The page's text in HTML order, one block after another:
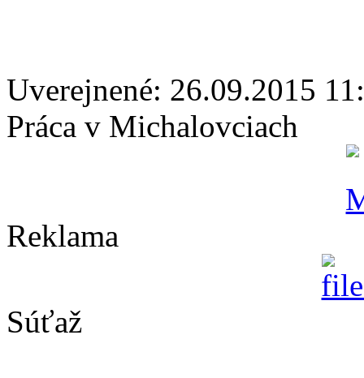
Uverejnené: 26.09.2015
Práca v Michalovciach
Reklama
Súťaž